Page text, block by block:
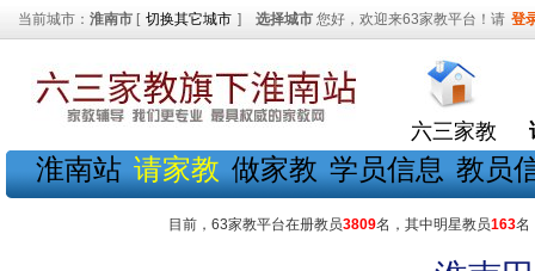
当前城市： 淮南市 [ 切换其它城市 ] 选择城市 您好，欢迎来63家教平台！请 登
六三家教
淮南站 请家教 做家教 学员信息 教员
目前，63家教平台在册教员3809名，其中明星教员163名